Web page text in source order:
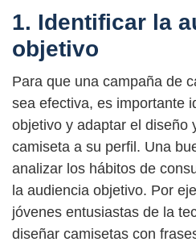
1. Identificar la
objetivo
Para que una campaña de
sea efectiva, es importante
objetivo y adaptar el diseño
camiseta a su perfil. Una
analizar los hábitos de
la audiencia objetivo. Por
jóvenes entusiastas de la
diseñar camisetas con